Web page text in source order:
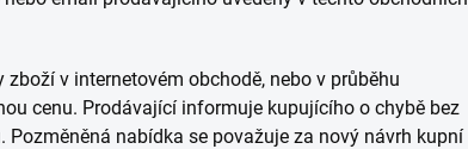
v internetovém obchodě, nebo v průběhu
cenu. Prodávající informuje kupujícího o chybě bez
nabídka se považuje za nový návrh kupní